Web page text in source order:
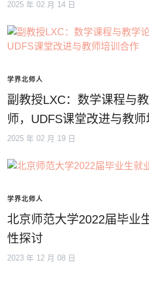
2025 年 02 月 14 日
学界北师人
副教授LXC：数学课程与
师，UDFS课堂改进与教
2025 年 02 月 19 日
学界北师人
北京师范大学2022届毕业
性探讨
2023 年 12 月 08 日